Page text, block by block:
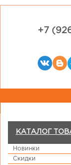
+7
КАТАЛОГ
Новинки
Скидки